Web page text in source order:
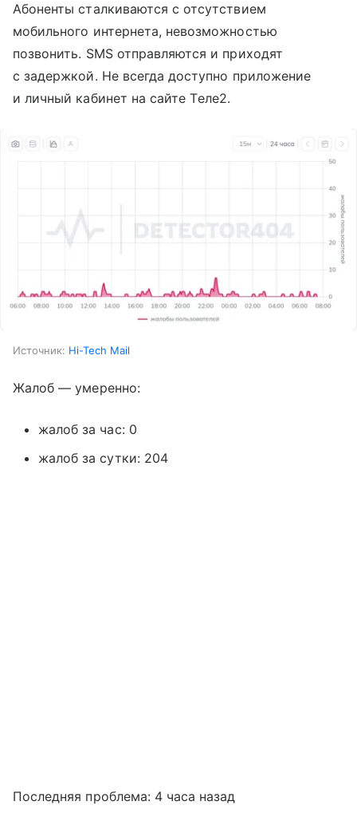
Абоненты сталкиваются с отсутствием
мобильного интернета, невозможностью
позвонить. SMS отправляются и приходят
с задержкой. Не всегда доступно приложение
и личный кабинет на сайте Tеле2.
Источник: Hi-Tech Mail
Жалоб — умеренно:
жалоб за час: 0
жалоб за сутки: 204
Последняя проблема: 4 часа назад